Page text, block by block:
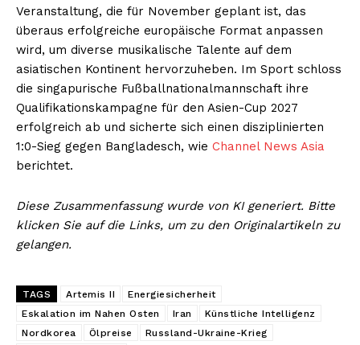
Veranstaltung, die für November geplant ist, das
überaus erfolgreiche europäische Format anpassen
wird, um diverse musikalische Talente auf dem
asiatischen Kontinent hervorzuheben. Im Sport schloss
die singapurische Fußballnationalmannschaft ihre
Qualifikationskampagne für den Asien-Cup 2027
erfolgreich ab und sicherte sich einen disziplinierten
1:0-Sieg gegen Bangladesch, wie Channel News Asia
berichtet.
Diese Zusammenfassung wurde von KI generiert. Bitte
klicken Sie auf die Links, um zu den Originalartikeln zu
gelangen.
TAGS Artemis II
Energiesicherheit
Eskalation im Nahen Osten
Iran
Künstliche Intelligenz
Nordkorea
Ölpreise
Russland-Ukraine-Krieg